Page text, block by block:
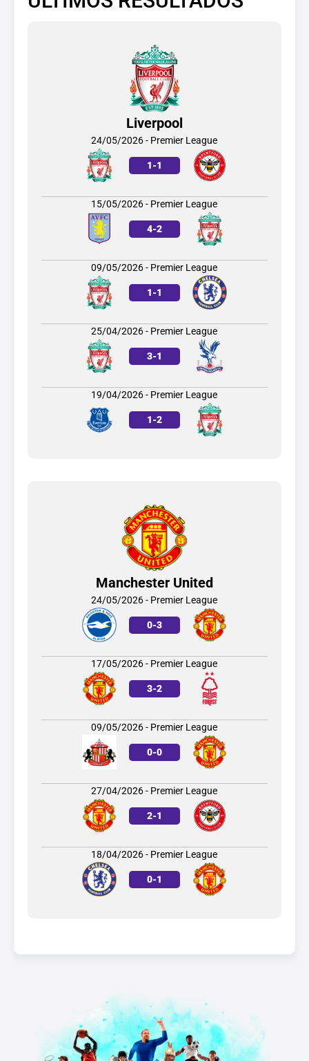
Liverpool
24/05/2026 - Premier League
1-1
15/05/2026 - Premier League
4-2
09/05/2026 - Premier League
1-1
25/04/2026 - Premier League
3-1
19/04/2026 - Premier League
1-2
Manchester United
24/05/2026 - Premier League
0-3
17/05/2026 - Premier League
3-2
09/05/2026 - Premier League
0-0
27/04/2026 - Premier League
2-1
18/04/2026 - Premier League
0-1